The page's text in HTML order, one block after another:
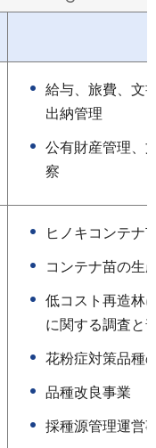
給与、旅費、文
出納管理
公有財産管理、
察
ヒノキコンテナ
コンテナ苗の生
低コスト再造林
に関する調査と
花粉症対策品種
品種改良事業
採種源管理運営